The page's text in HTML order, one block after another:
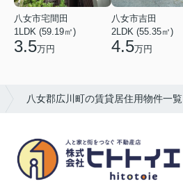
八女市宅間田
1LDK (59.19㎡)
3.5万円
八女市吉田
2LDK (55.35㎡)
4.5万円
八女郡広川町の賃貸居住用物件一覧